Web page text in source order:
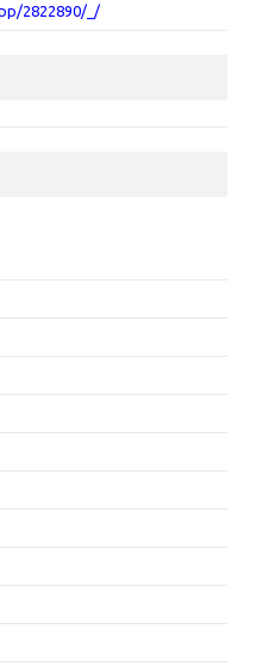
2822890/_/